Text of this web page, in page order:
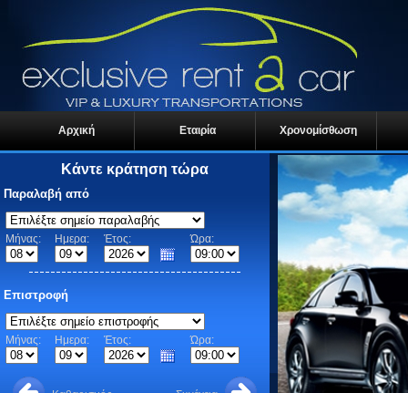
Αρχική Εταιρία Χρονομίσθωση
Κάντε κράτηση τώρα
Παραλαβή από
Μήνας: Ημερα: Έτος: Ώρα:
Επιστροφή
Μήνας: Ημερα: Έτος: Ώρα: